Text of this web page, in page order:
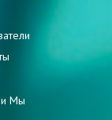
Мы